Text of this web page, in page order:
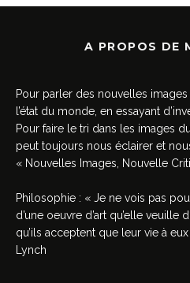
A PROPOS DE
Pour parler des nouvelles
l’état du monde, en essayant
Pour faire le tri dans les images
peut toujours nous éclairer et
« Nouvelles Images, Nouvelle
Philosophie : « Je ne vois pas
d’une oeuvre d’art qu’elle
qu’ils acceptent que leur vie à
Lynch